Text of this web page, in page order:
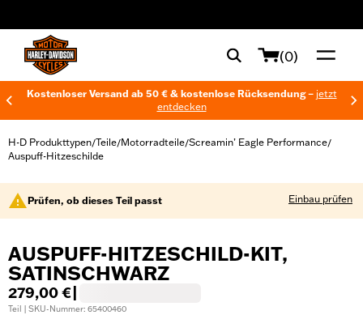
(0)
Kostenloser Versand ab 50 € & kostenlose Rücksendung – jetzt
entdecken
H-D Produkttypen/Teile/Motorradteile/Screamin’ Eagle Performance/
Auspuff-Hitzeschilde
Prüfen, ob dieses Teil passt Einbau prüfen
AUSPUFF-HITZESCHILD-KIT,
SATINSCHWARZ
279,00 €
Teil | SKU-Nummer: 65400460